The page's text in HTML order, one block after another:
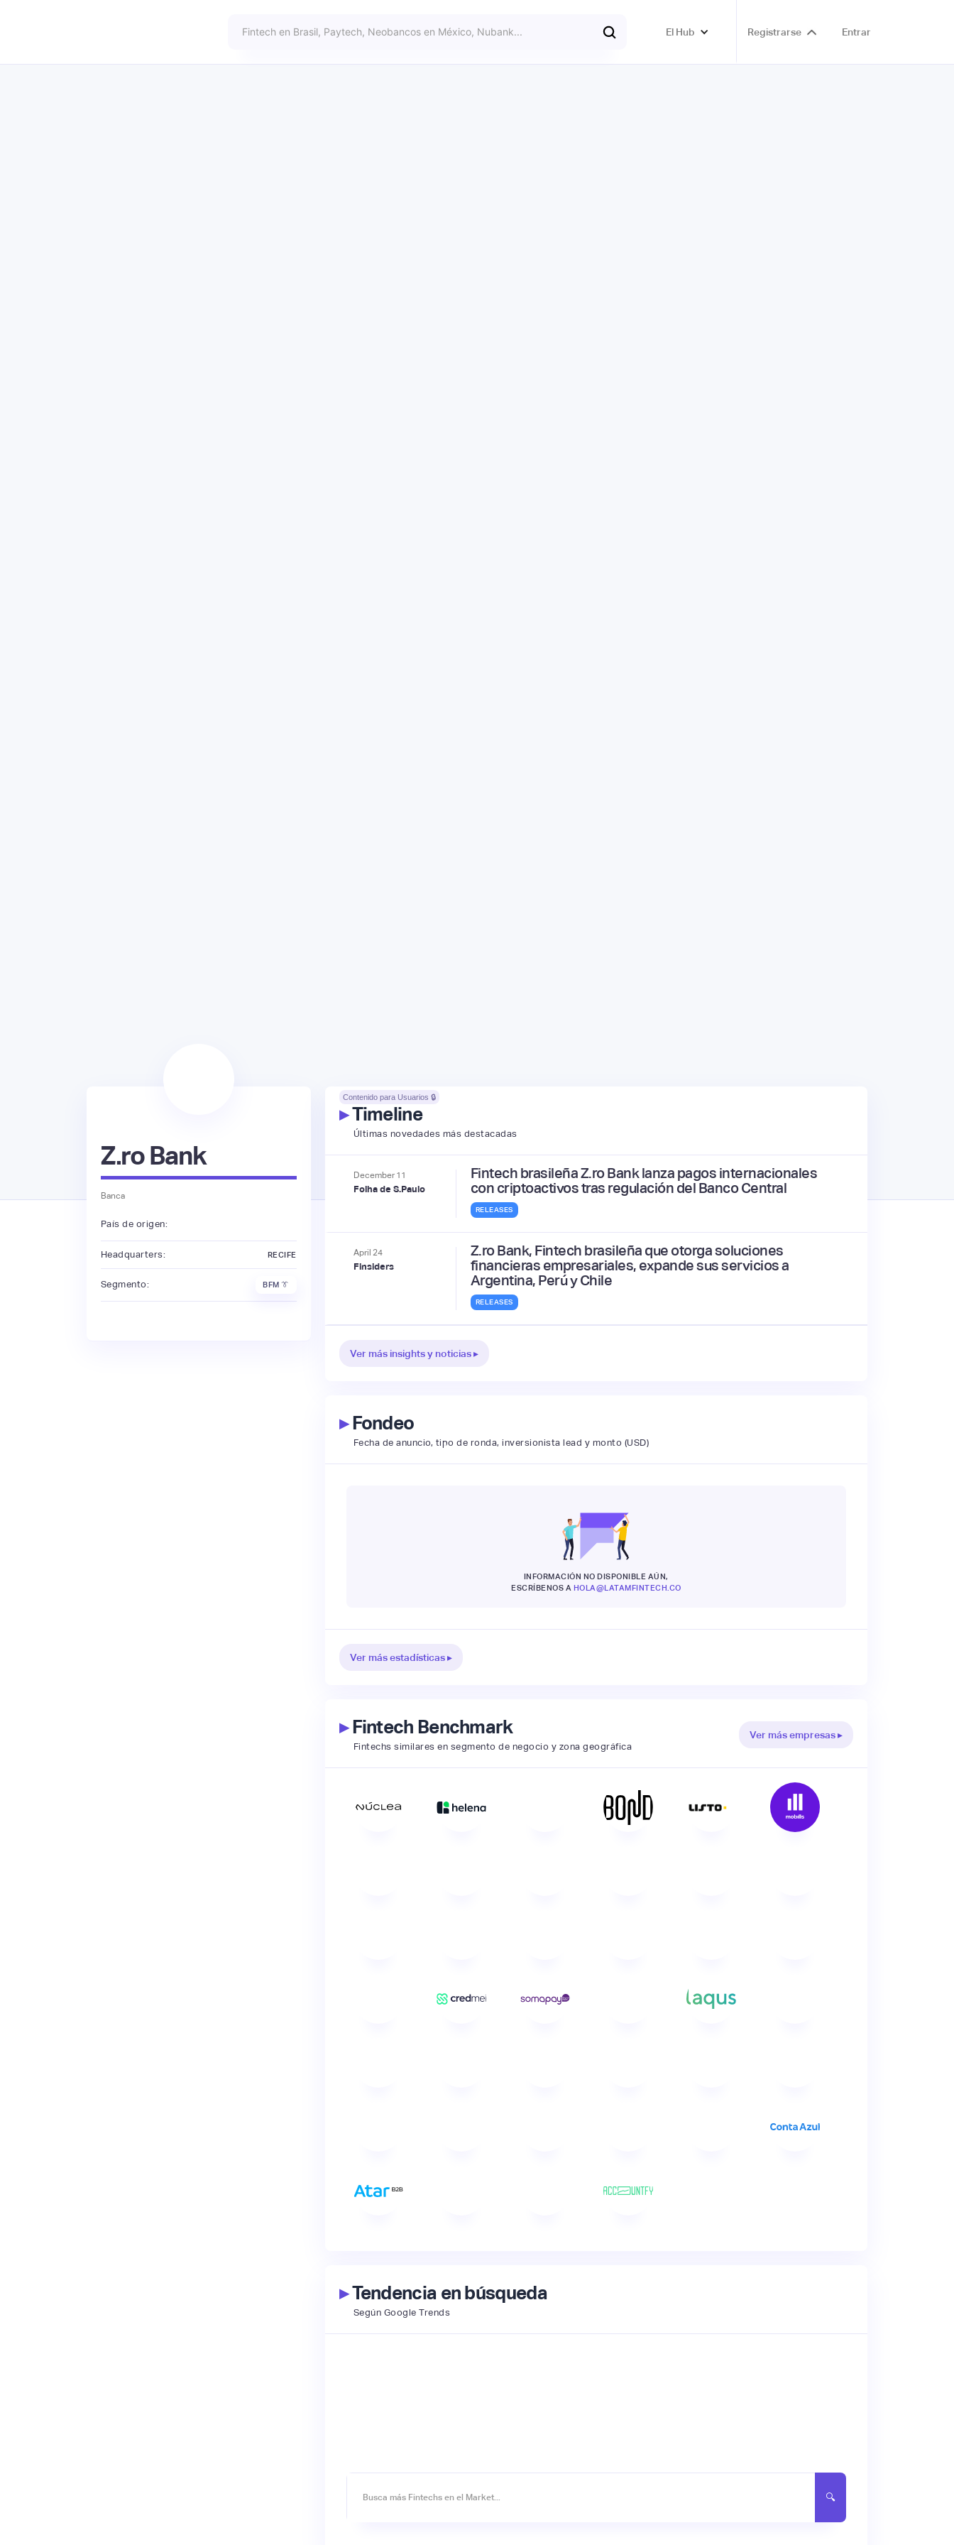
El Hub Registrarse Entrar
Z.ro Bank
Banca
País de origen:
Headquarters: RECIFE
Segmento: BFM 👔
Contenido para Usuarios 🔒
▸Timeline
Últimas novedades más destacadas
December 11
Folha de S.Paulo
Fintech brasileña Z.ro Bank lanza pagos internacionales
con criptoactivos tras regulación del Banco Central
RELEASES
April 24
Finsiders
Z.ro Bank, Fintech brasileña que otorga soluciones
financieras empresariales, expande sus servicios a
Argentina, Perú y Chile
RELEASES
Ver más insights y noticias ▸
▸Fondeo
Fecha de anuncio, tipo de ronda, inversionista lead y monto (USD)
INFORMACIÓN NO DISPONIBLE AÚN,
ESCRÍBENOS A HOLA@LATAMFINTECH.CO
Ver más estadísticas ▸
▸Fintech Benchmark
Fintechs similares en segmento de negocio y zona geográfica
Ver más empresas ▸
▸Tendencia en búsqueda
Según Google Trends